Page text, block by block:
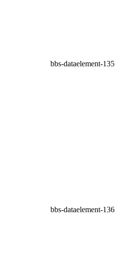
bbs-dataelement-135
bbs-dataelement-136